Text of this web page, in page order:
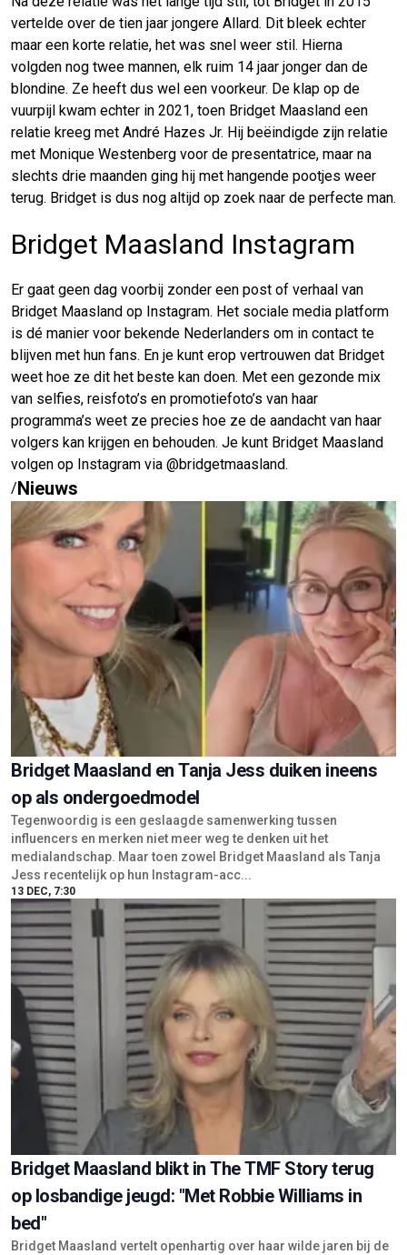
vertelde over de tien jaar jongere Allard. Dit bleek echter
maar een korte relatie, het was snel weer stil. Hierna
volgden nog twee mannen, elk ruim 14 jaar jonger dan de
blondine. Ze heeft dus wel een voorkeur. De klap op de
vuurpijl kwam echter in 2021, toen Bridget Maasland een
relatie kreeg met André Hazes Jr. Hij beëindigde zijn relatie
met Monique Westenberg voor de presentatrice, maar na
slechts drie maanden ging hij met hangende pootjes weer
terug. Bridget is dus nog altijd op zoek naar de perfecte man.
Bridget Maasland Instagram
Er gaat geen dag voorbij zonder een post of verhaal van
Bridget Maasland op Instagram. Het sociale media platform
is dé manier voor bekende Nederlanders om in contact te
blijven met hun fans. En je kunt erop vertrouwen dat Bridget
weet hoe ze dit het beste kan doen. Met een gezonde mix
van selfies, reisfoto’s en promotiefoto’s van haar
programma’s weet ze precies hoe ze de aandacht van haar
volgers kan krijgen en behouden. Je kunt Bridget Maasland
volgen op Instagram via @bridgetmaasland.
/Nieuws
Bridget Maasland en Tanja Jess duiken ineens
op als ondergoedmodel
Tegenwoordig is een geslaagde samenwerking tussen
influencers en merken niet meer weg te denken uit het
medialandschap. Maar toen zowel Bridget Maasland als Tanja
Jess recentelijk op hun Instagram-acc...
13 DEC, 7:30
Bridget Maasland blikt in The TMF Story terug
op losbandige jeugd: "Met Robbie Williams in
bed"
Bridget Maasland vertelt openhartig over haar wilde jaren bij de